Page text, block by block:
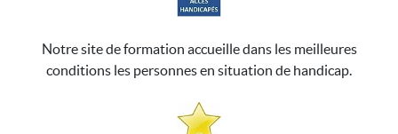
Notre site de formation accueille dans les meilleures
conditions les personnes en situation de handicap.